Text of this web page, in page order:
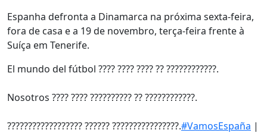
Espanha defronta a Dinamarca na próxima sexta-feira,
fora de casa e a 19 de novembro, terça-feira frente à
Suíça em Tenerife.
El mundo del fútbol ???? ???? ???? ?? ????????????.
Nosotros ???? ???? ?????????? ?? ????????????.
?????????????????? ?????? ????????????????.#VamosEspaña |